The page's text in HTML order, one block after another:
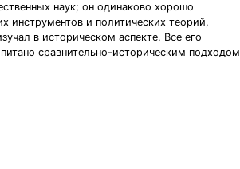
наук; он одинаково хорошо
инструментов и политических теорий,
в историческом аспекте. Все его
сравнительно-историческим